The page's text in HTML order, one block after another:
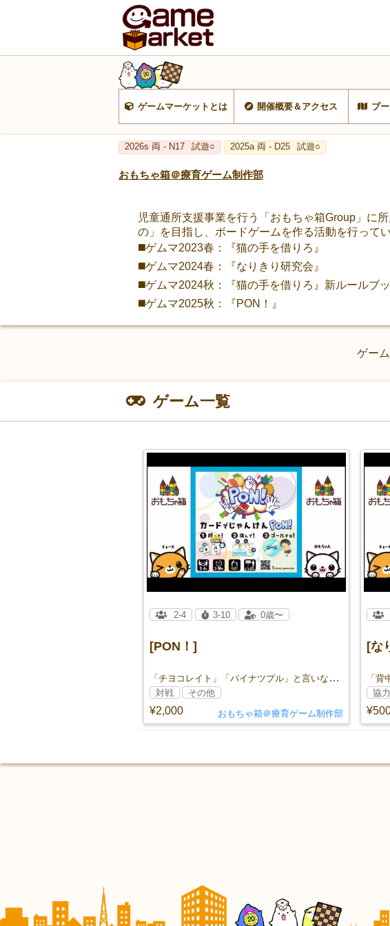
ゲームマーケットとは 開催概要＆アクセス ブ
2026s 両 - N17 試遊○ 2025a 両 - D25 試遊○
おもちゃ箱＠療育ゲーム制作部
児童通所支援事業を行う「おもちゃ箱Group」に
の」を目指し、ボードゲームを作る活動を行ってい
◼️ゲムマ2023春：『猫の手を借りろ』
◼️ゲムマ2024春：『なりきり研究会』
◼️ゲムマ2024秋：『猫の手を借りろ』新ルールブ
◼️ゲムマ2025秋：『PON！』
ゲー
ゲーム一覧
[PON！]
「チヨコレイト」「パイナツプル」と言いながら階段で遊んだ、あのじゃんけんゲームをボードゲームにしました！
¥2,000
2-4 3-10 0歳〜
対戦 その他
おもちゃ箱＠療育ゲーム制作部
[な
協力